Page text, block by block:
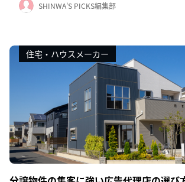
SHINWA'S PICKS編集部
住宅・ハウスメーカー